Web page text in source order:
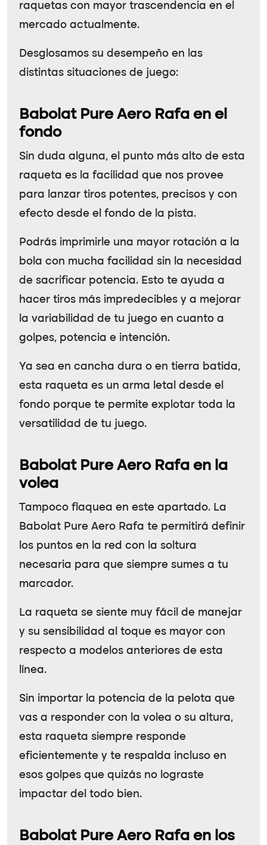
raquetas con mayor trascendencia en el
mercado actualmente.
Desglosamos su desempeño en las
distintas situaciones de juego:
Babolat Pure Aero Rafa en el
fondo
Sin duda alguna, el punto más alto de esta
raqueta es la facilidad que nos provee
para lanzar tiros potentes, precisos y con
efecto desde el fondo de la pista.
Podrás imprimirle una mayor rotación a la
bola con mucha facilidad sin la necesidad
de sacrificar potencia. Esto te ayuda a
hacer tiros más impredecibles y a mejorar
la variabilidad de tu juego en cuanto a
golpes, potencia e intención.
Ya sea en cancha dura o en tierra batida,
esta raqueta es un arma letal desde el
fondo porque te permite explotar toda la
versatilidad de tu juego.
Babolat Pure Aero Rafa en la
volea
Tampoco flaquea en este apartado. La
Babolat Pure Aero Rafa te permitirá definir
los puntos en la red con la soltura
necesaria para que siempre sumes a tu
marcador.
La raqueta se siente muy fácil de manejar
y su sensibilidad al toque es mayor con
respecto a modelos anteriores de esta
línea.
Sin importar la potencia de la pelota que
vas a responder con la volea o su altura,
esta raqueta siempre responde
eficientemente y te respalda incluso en
esos golpes que quizás no lograste
impactar del todo bien.
Babolat Pure Aero Rafa en los